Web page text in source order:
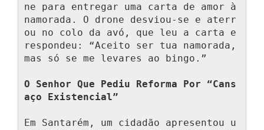
ne para entregar uma carta de amor à
namorada. O drone desviou-se e aterr
ou no colo da avó, que leu a carta e
respondeu: “Aceito ser tua namorada,
mas só se me levares ao bingo.”
O Senhor Que Pediu Reforma Por “Cans
aço Existencial”
Em Santarém, um cidadão apresentou u